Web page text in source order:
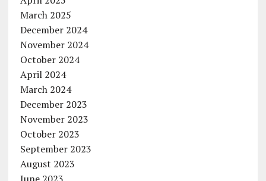
March 2025
December 2024
November 2024
October 2024
April 2024
March 2024
December 2023
November 2023
October 2023
September 2023
August 2023